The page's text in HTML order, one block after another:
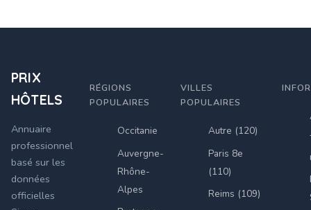
PRIX
HÔTELS
Annuaire
professionnel
basé sur les
données
officielles
RÉGIONS
POPULAIRES
Occitanie
Auvergne-
Rhône-
Alpes
VILLES
POPULAIRES
Autre (120)
Paris 8e
(110)
Reims (109)